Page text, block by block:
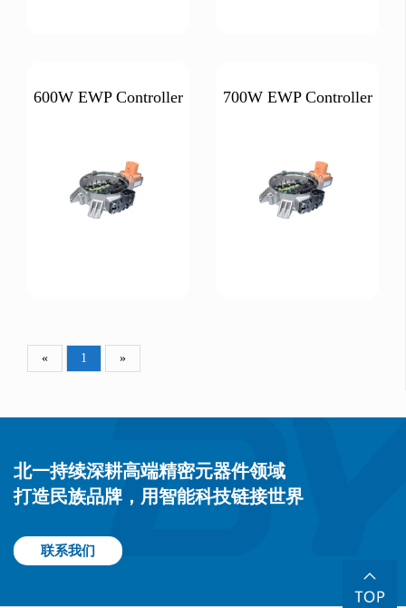
600W EWP Controller 700W EWP Controller
« 1 »
北一持续深耕高端精密元器件领域
打造民族品牌，用智能科技链接世界
联系我们